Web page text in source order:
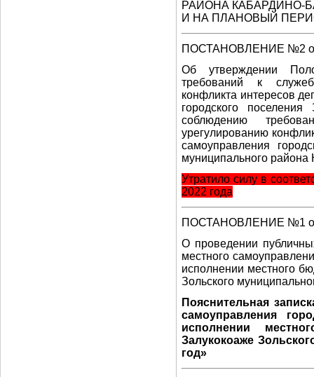
РАЙОНА КАБАРДИНО-
И НА ПЛАНОВЫЙ
ПОСТАНОВЛЕНИЕ №2 от
Об утверждении
требований к
конфликта интересов
городского
соблюдению
урегулированию
самоуправления
муниципального района
Утратило силу в
2022 года
ПОСТАНОВЛЕНИЕ №1 от
О проведении
местного
исполнении местного
Зольского
Пояснительная
самоуправления
исполнении
Залукокоаже
год»